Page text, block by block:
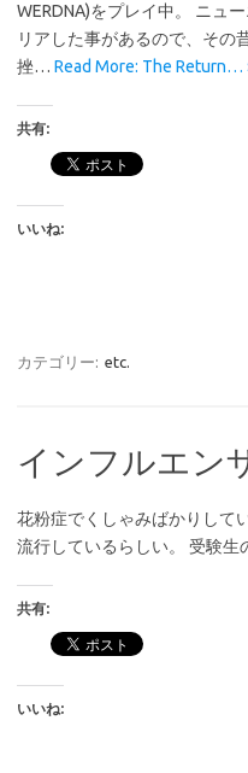
WERDNA)をプレイ中。 ニュ
リアした事があるので、その
挫… Read More: The Return…
共有:
いいね:
カテゴリー: etc.
インフルエン
花粉症でくしゃみばかりして
流行しているらしい。 受験生
共有:
いいね: